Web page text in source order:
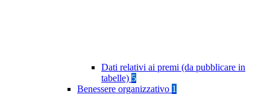
Dati relativi ai premi (da pubblicare in
tabelle) 5
Benessere organizzativo 1